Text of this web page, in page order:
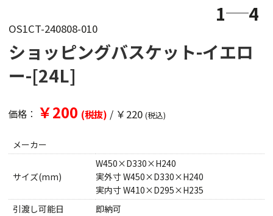
1 4
OS1CT-240808-010
ショッピングバスケット-イエロ
ー-[24L]
価格： ￥200 (税抜) / ￥220 (税込)
メーカー
サイズ(mm)
W450×D330×H240
実外寸 W450×D330×H240
実内寸 W410×D295×H235
引渡し可能日
即納可